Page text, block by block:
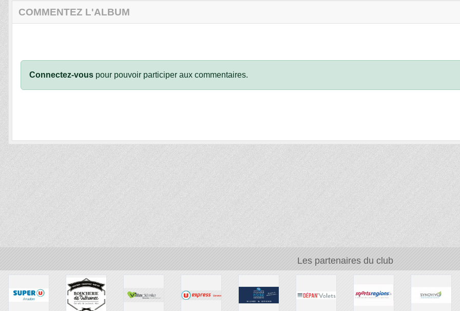
COMMENTEZ L'ALBUM
Connectez-vous pour pouvoir participer aux commentaires.
Les partenaires du club